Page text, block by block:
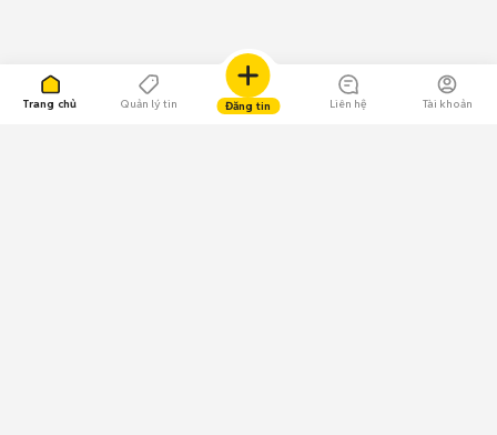
Trang chủ Quản lý tin Đăng tin Liên hệ Tài khoản